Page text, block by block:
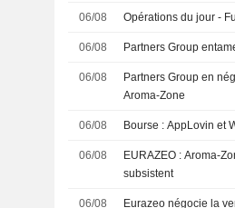
06/08 Opérations du jour -
06/08 Partners Group
06/08
Partners Group en
Aroma-Zone
06/08 Bourse : AppLovin et
06/08
EURAZEO : Aroma-Zone : une cession bienvenue, mais des zones d'ombre
subsistent
06/08 Eurazeo négocie la